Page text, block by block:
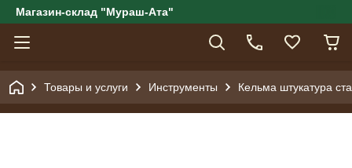
Магазин-склад "Мураш-Ата"
Товары и услуги Инструменты Кельма штукатура